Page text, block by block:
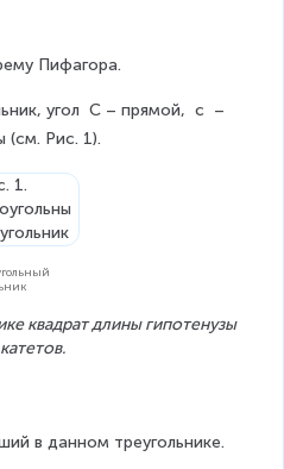
Пифагора.
угол C – прямой, c –
(см. Рис. 1).
квадрат длины гипотенузы
в данном треугольнике.